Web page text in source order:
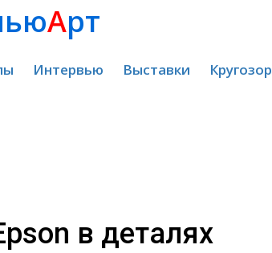
Арт
Интервью Выставки Кругозор
в деталях